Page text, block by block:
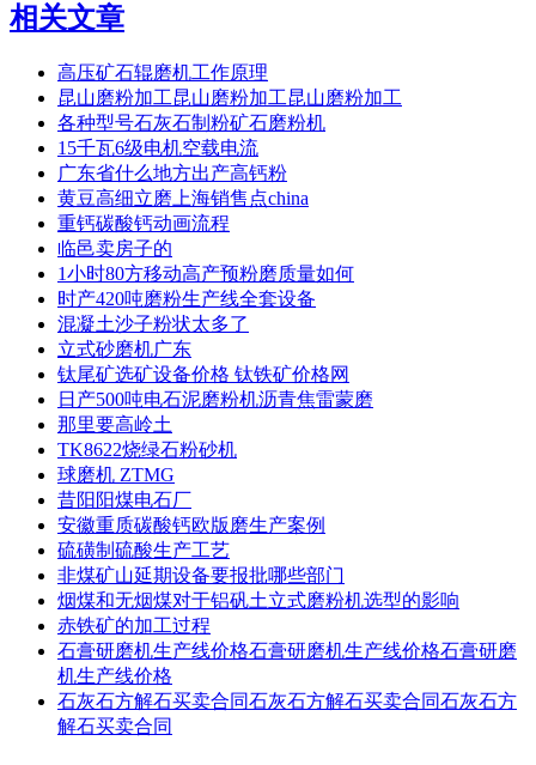
相关文章
高压矿石辊磨机工作原理
昆山磨粉加工昆山磨粉加工昆山磨粉加工
各种型号石灰石制粉矿石磨粉机
15千瓦6级电机空载电流
广东省什么地方出产高钙粉
黄豆高细立磨上海销售点china
重钙碳酸钙动画流程
临邑卖房子的
1小时80方移动高产预粉磨质量如何
时产420吨磨粉生产线全套设备
混凝土沙子粉状太多了
立式砂磨机广东
钛尾矿选矿设备价格 钛铁矿价格网
日产500吨电石泥磨粉机沥青焦雷蒙磨
那里要高岭土
TK8622烧绿石粉砂机
球磨机 ZTMG
昔阳阳煤电石厂
安徽重质碳酸钙欧版磨生产案例
硫磺制硫酸生产工艺
非煤矿山延期设备要报批哪些部门
烟煤和无烟煤对于铝矾土立式磨粉机选型的影响
赤铁矿的加工过程
石膏研磨机生产线价格石膏研磨机生产线价格石膏研磨
机生产线价格
石灰石方解石买卖合同石灰石方解石买卖合同石灰石方
解石买卖合同